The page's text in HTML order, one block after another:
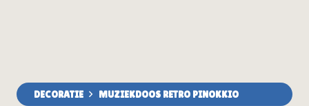
DECORATIE MUZIEKDOOS RETRO PINOKKIO